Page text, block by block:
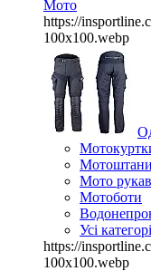
Мото
https://
100x100.webp
Мотоштани
Мото
Мотоботи
Усі
https://
100x100.webp